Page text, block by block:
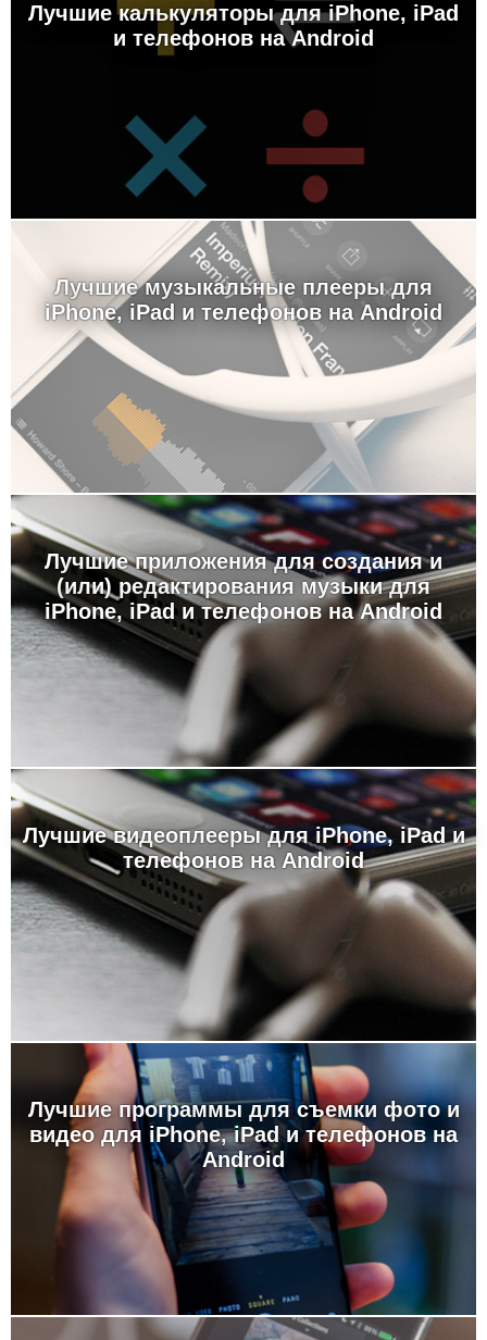
Лучшие калькуляторы для iPhone, iPad
и телефонов на Android
Лучшие музыкальные плееры для
iPhone, iPad и телефонов на Android
Лучшие приложения для создания и
(или) редактирования музыки для
iPhone, iPad и телефонов на Android
Лучшие видеоплееры для iPhone, iPad и
телефонов на Android
Лучшие программы для съемки фото и
видео для iPhone, iPad и телефонов на
Android